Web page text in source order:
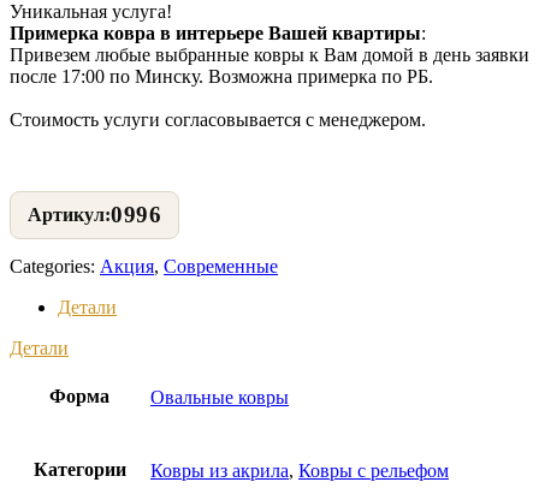
Уникальная услуга!
Примерка ковра в интерьере Вашей квартиры:
Привезем любые выбранные ковры к Вам домой в день заявки
после 17:00 по Минску. Возможна примерка по РБ.
Стоимость услуги согласовывается с менеджером.
0996
Categories: Акция, Современные
Детали
Детали
Форма Овальные ковры
Категории Ковры из акрила, Ковры с рельефом